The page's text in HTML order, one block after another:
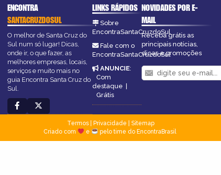
ENCONTRA
SANTACRUZDOSUL
O melhor de Santa Cruz do
Sul num só lugar! Dicas,
onde ir, o que fazer, as
melhores empresas, locais,
serviços e muito mais no
guia Encontra Santa Cruz do
Sul.
LINKS RÁPIDOS
Sobre
EncontraSantaCruzdoSul
Fale com o
EncontraSantaCruzdoSul
ANUNCIE:
Com
destaque |
Grátis
NOVIDADES POR E-
MAIL
Receba grátis as
principais notícias,
dicas e promoções
Termos| Privacidade
Sitemap
Criado com
e pelo time do EncontraBrasil